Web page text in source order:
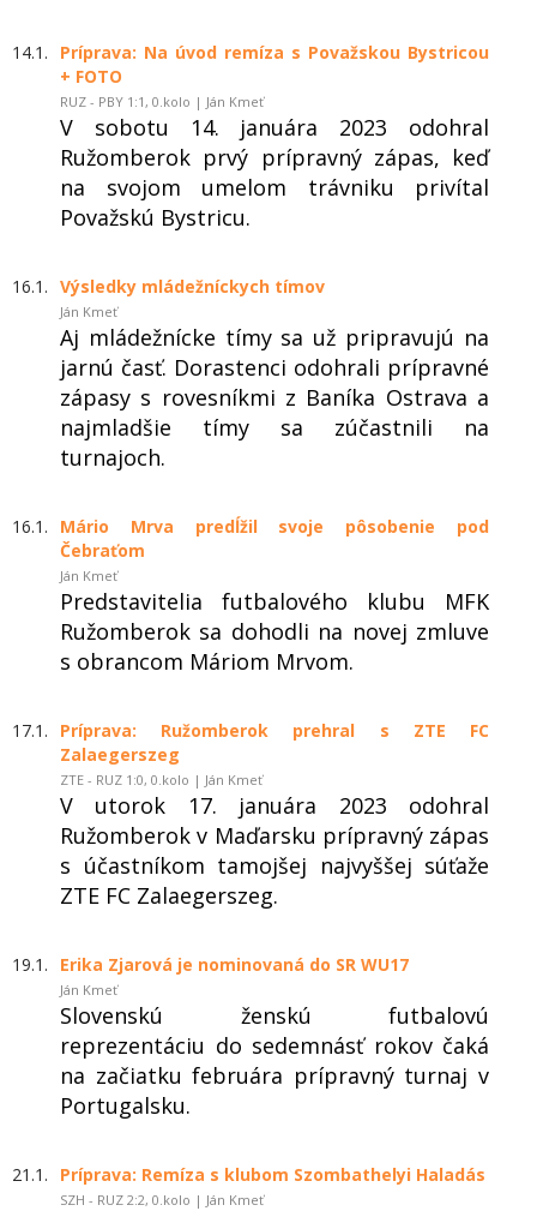
14.1.
Príprava: Na úvod remíza s Považskou Bystricou
+ FOTO
RUZ - PBY 1:1, 0.kolo | Ján Kmeť
V sobotu 14. januára 2023 odohral
Ružomberok prvý prípravný zápas, keď
na svojom umelom trávniku privítal
Považskú Bystricu.
16.1. Výsledky mládežníckych tímov
Ján Kmeť
Aj mládežnícke tímy sa už pripravujú na
jarnú časť. Dorastenci odohrali prípravné
zápasy s rovesníkmi z Baníka Ostrava a
najmladšie tímy sa zúčastnili na
turnajoch.
16.1.
Mário Mrva predĺžil svoje pôsobenie pod
Čebraťom
Ján Kmeť
Predstavitelia futbalového klubu MFK
Ružomberok sa dohodli na novej zmluve
s obrancom Máriom Mrvom.
17.1.
Príprava: Ružomberok prehral s ZTE FC
Zalaegerszeg
ZTE - RUZ 1:0, 0.kolo | Ján Kmeť
V utorok 17. januára 2023 odohral
Ružomberok v Maďarsku prípravný zápas
s účastníkom tamojšej najvyššej súťaže
ZTE FC Zalaegerszeg.
19.1. Erika Zjarová je nominovaná do SR WU17
Ján Kmeť
Slovenskú ženskú futbalovú
reprezentáciu do sedemnásť rokov čaká
na začiatku februára prípravný turnaj v
Portugalsku.
21.1. Príprava: Remíza s klubom Szombathelyi Haladás
SZH - RUZ 2:2, 0.kolo | Ján Kmeť